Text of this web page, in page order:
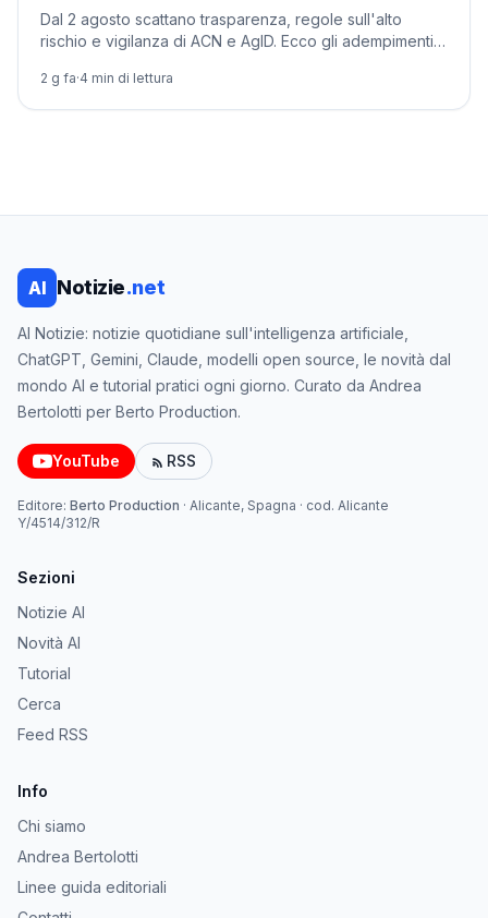
Dal 2 agosto scattano trasparenza, regole sull'alto
rischio e vigilanza di ACN e AgID. Ecco gli adempimenti
2 g fa·4 min di lettura
AI Notizie.net
AI Notizie: notizie quotidiane sull'intelligenza artificiale,
ChatGPT, Gemini, Claude, modelli open source, le novità dal
mondo AI e tutorial pratici ogni giorno. Curato da Andrea
Bertolotti per Berto Production.
YouTube RSS
Editore: Berto Production · Alicante, Spagna · cod. Alicante
Y/4514/312/R
Sezioni
Notizie AI
Novità AI
Tutorial
Cerca
Feed RSS
Info
Chi siamo
Andrea Bertolotti
Linee guida editoriali